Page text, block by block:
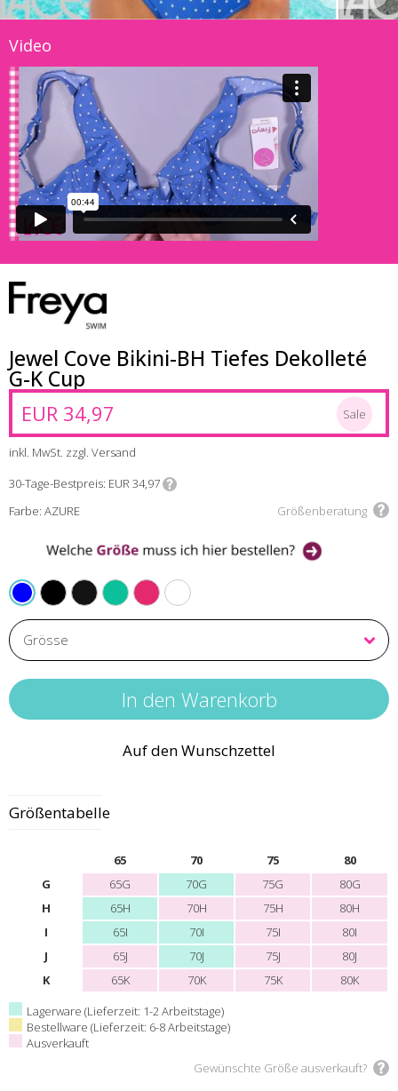
Video
Jewel Cove Bikini-BH Tiefes Dekolleté
G-K Cup
EUR 34,97 Sale
inkl. MwSt. zzgl. Versand
30-Tage-Bestpreis EUR 34,97
Farbe: AZURE
Größenberatung
Auf den Wunschzettel
Größentabelle
65 70 75
80
G
65G 70G 75G
80G
H
65H 70H 75H
80H
I
65I 70I 75I
80I
J
65J 70J 75J
80J
K
65K 70K 75K
80K
Lagerware (Lieferzeit: 1-2 Arbeitstage)
Bestellware (Lieferzeit: 6-8 Arbeitstage)
Ausverkauft
Gewünschte Größe ausverkauft?